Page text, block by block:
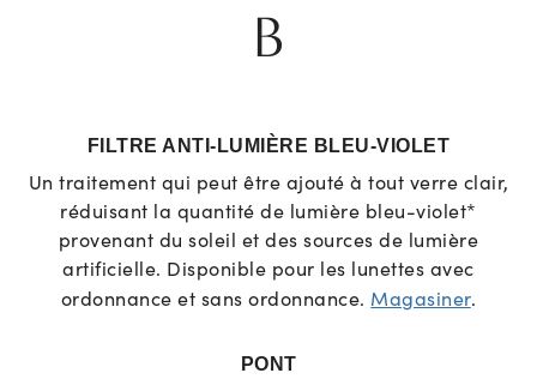
B
FILTRE ANTI-LUMIÈRE BLEU-VIOLET
Un traitement qui peut être ajouté à tout verre clair,
réduisant la quantité de lumière bleu-violet*
provenant du soleil et des sources de lumière
artificielle. Disponible pour les lunettes avec
ordonnance et sans ordonnance. Magasiner.
PONT